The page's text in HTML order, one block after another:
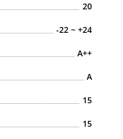
20
-22 ~ +24
A++
A
15
15